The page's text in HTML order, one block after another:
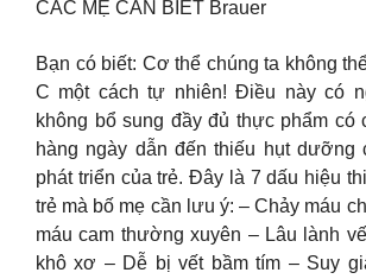
CÁC MẸ CẦN BIẾT Brauer
Bạn có biết: Cơ thể chúng ta không
C một cách tự nhiên! Điều này có
không bổ sung đầy đủ thực phẩm có
hàng ngày dẫn đến thiếu hụt
phát triển của trẻ. Đây là 7 dấu hiệu
trẻ mà bố mẹ cần lưu ý: – Chảy máu
máu cam thường xuyên – Lâu lành
khô xơ – Dễ bị vết bầm tím – Suy